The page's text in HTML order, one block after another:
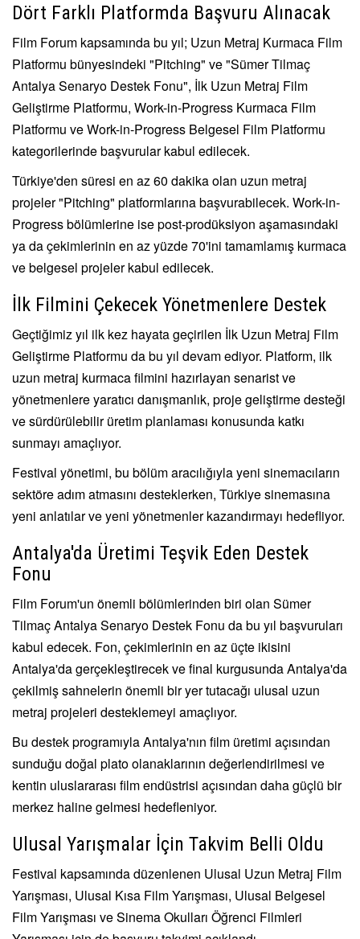
Dört Farklı Platformda Başvuru Alınacak
Film Forum kapsamında bu yıl; Uzun Metraj Kurmaca Film
Platformu bünyesindeki "Pitching" ve "Sümer Tilmaç
Antalya Senaryo Destek Fonu", İlk Uzun Metraj Film
Geliştirme Platformu, Work-in-Progress Kurmaca Film
Platformu ve Work-in-Progress Belgesel Film Platformu
kategorilerinde başvurular kabul edilecek.
Türkiye'den süresi en az 60 dakika olan uzun metraj
projeler "Pitching" platformlarına başvurabilecek. Work-in-
Progress bölümlerine ise post-prodüksiyon aşamasındaki
ya da çekimlerinin en az yüzde 70'ini tamamlamış kurmaca
ve belgesel projeler kabul edilecek.
İlk Filmini Çekecek Yönetmenlere Destek
Geçtiğimiz yıl ilk kez hayata geçirilen İlk Uzun Metraj Film
Geliştirme Platformu da bu yıl devam ediyor. Platform, ilk
uzun metraj kurmaca filmini hazırlayan senarist ve
yönetmenlere yaratıcı danışmanlık, proje geliştirme desteği
ve sürdürülebilir üretim planlaması konusunda katkı
sunmayı amaçlıyor.
Festival yönetimi, bu bölüm aracılığıyla yeni sinemacıların
sektöre adım atmasını desteklerken, Türkiye sinemasına
yeni anlatılar ve yeni yönetmenler kazandırmayı hedefliyor.
Antalya'da Üretimi Teşvik Eden Destek
Fonu
Film Forum'un önemli bölümlerinden biri olan Sümer
Tilmaç Antalya Senaryo Destek Fonu da bu yıl başvuruları
kabul edecek. Fon, çekimlerinin en az üçte ikisini
Antalya'da gerçekleştirecek ve final kurgusunda Antalya'da
çekilmiş sahnelerin önemli bir yer tutacağı ulusal uzun
metraj projeleri desteklemeyi amaçlıyor.
Bu destek programıyla Antalya'nın film üretimi açısından
sunduğu doğal plato olanaklarının değerlendirilmesi ve
kentin uluslararası film endüstrisi açısından daha güçlü bir
merkez haline gelmesi hedefleniyor.
Ulusal Yarışmalar İçin Takvim Belli Oldu
Festival kapsamında düzenlenen Ulusal Uzun Metraj Film
Yarışması, Ulusal Kısa Film Yarışması, Ulusal Belgesel
Film Yarışması ve Sinema Okulları Öğrenci Filmleri